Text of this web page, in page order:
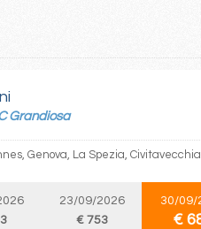
Grandiosa
Genova, La Spezia, Civitavecchia
23/09/2026
€ 753
30/09/
€